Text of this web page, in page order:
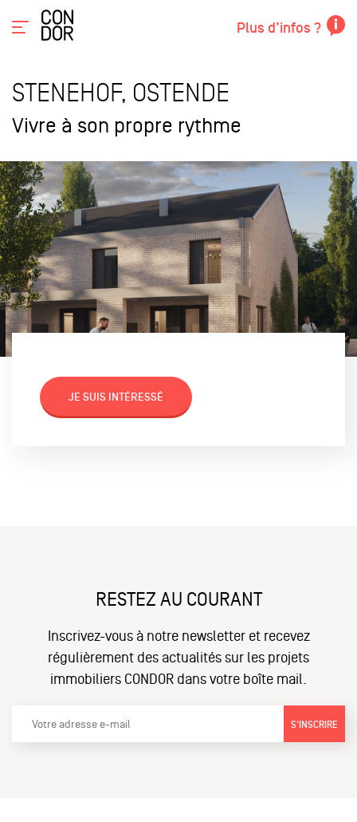
Plus d’infos ?
STENEHOF, OSTENDE
Vivre à son propre rythme
JE SUIS INTÉRESSÉ
RESTEZ AU COURANT
Inscrivez-vous à notre newsletter et recevez
régulièrement des actualités sur les projets
immobiliers CONDOR dans votre boîte mail.
S'INSCRIRE